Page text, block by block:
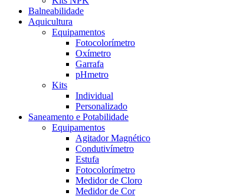
Balneabilidade
Aquicultura
Equipamentos
Fotocolorímetro
Oxímetro
Garrafa
pHmetro
Kits
Individual
Personalizado
Saneamento e Potabilidade
Equipamentos
Agitador Magnético
Condutivímetro
Estufa
Fotocolorímetro
Medidor de Cloro
Medidor de Cor